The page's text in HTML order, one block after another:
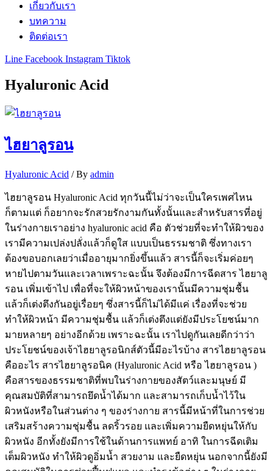
เกี่ยวกับเรา
บทความ
ติดต่อเรา
Line Facebook Instagram Tiktok
Hyaluronic Acid
ไฮยาลูรอน
Hyaluronic Acid / By admin
ไฮยาลูรอน Hyaluronic Acid ทุกวันนี้ไม่ว่าจะเป็นใครเพศไหน
ก็ตามแต่ ก็อยากจะรักสวยรักงามกันทั้งนั้นและสำหรับสารที่อยู่
ในร่างกายเราอย่าง hyaluronic acid คือ ตัวช่วยที่จะทำให้ผิวของ
เรามีความเปล่งปลั่งแล้วก็ดูใส แบบเป็นธรรมชาติ ซึ่งทางเรา
ต้องขอบอกเลยว่าเมื่ออายุมากยิ่งขึ้นแล้ว สารนี้ก็จะเริ่มค่อยๆ
หายไปตามวันและเวลาเพราะฉะนั้น จึงต้องมีการฉีดสาร ไฮยาลู
รอน เพิ่มเข้าไป เพื่อที่จะให้ผิวหน้าของเรานั้นมีความชุ่มชื้น
แล้วก็เต่งตึงกันอยู่เรื่อยๆ ซึ่งสารนี้ก็ไม่ได้มีแค่ เรื่องที่จะช่วย
ทำให้ผิวหน้า มีความชุ่มชื้น แล้วก็เต่งตึงแต่ยังมีประโยชน์มาก
มายหลายๆ อย่างอีกด้วย เพราะฉะนั้น เราไปดูกันเลยดีกว่าว่า
ประโยชน์ของเจ้าไฮยาลูรอนิกส์ตัวนี้มีอะไรบ้าง สารไฮยาลูรอน
คืออะไร สารไฮยาลูรอนิค (Hyaluronic Acid หรือ ไฮยาลูรอน )
คือสารของธรรมชาติที่พบในร่างกายของสัตว์และมนุษย์ มี
คุณสมบัติที่สามารถยึดน้ำได้มาก และสามารถเก็บน้ำไว้ใน
ผิวหนังหรือในส่วนต่าง ๆ ของร่างกาย สารนี้มีหน้าที่ในการช่วย
เสริมสร้างความชุ่มชื้น ลดริ้วรอย และเพิ่มความยืดหยุ่นให้กับ
ผิวหนัง อีกทั้งยังมีการใช้ในด้านการแพทย์ อาทิ ในการฉีดเติม
เต็มผิวหนัง ทำให้ผิวดูอิ่มน้ำ สวยงาม และยืดหยุ่น นอกจากนี้ยังมี